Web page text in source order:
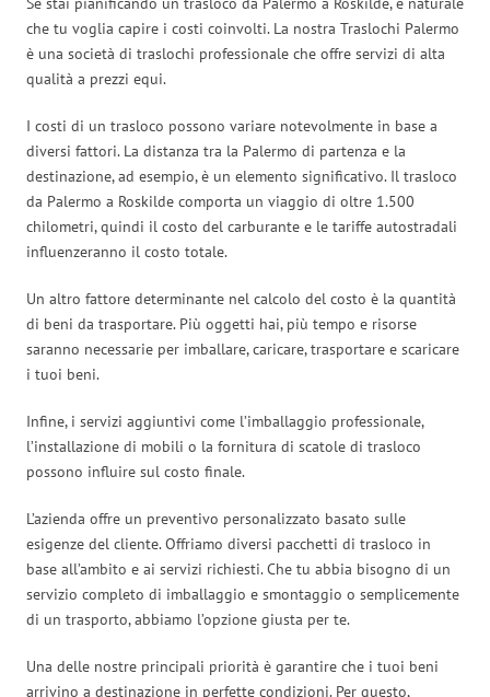
che tu voglia capire i costi coinvolti. La nostra Traslochi Palermo
è una società di traslochi professionale che offre servizi di alta
qualità a prezzi equi.
I costi di un trasloco possono variare notevolmente in base a
diversi fattori. La distanza tra la Palermo di partenza e la
destinazione, ad esempio, è un elemento significativo. Il trasloco
da Palermo a Roskilde comporta un viaggio di oltre 1.500
chilometri, quindi il costo del carburante e le tariffe autostradali
influenzeranno il costo totale.
Un altro fattore determinante nel calcolo del costo è la quantità
di beni da trasportare. Più oggetti hai, più tempo e risorse
saranno necessarie per imballare, caricare, trasportare e scaricare
i tuoi beni.
Infine, i servizi aggiuntivi come l’imballaggio professionale,
l’installazione di mobili o la fornitura di scatole di trasloco
possono influire sul costo finale.
L’azienda offre un preventivo personalizzato basato sulle
esigenze del cliente. Offriamo diversi pacchetti di trasloco in
base all’ambito e ai servizi richiesti. Che tu abbia bisogno di un
servizio completo di imballaggio e smontaggio o semplicemente
di un trasporto, abbiamo l’opzione giusta per te.
Una delle nostre principali priorità è garantire che i tuoi beni
arrivino a destinazione in perfette condizioni. Per questo,